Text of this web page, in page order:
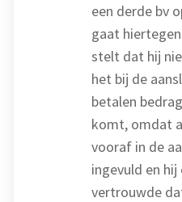
een derde bv
gaat
stelt dat hij
het bij de
betalen
komt, omdat
vooraf in de
ingevuld en hij
vertrouwde